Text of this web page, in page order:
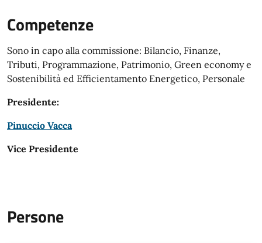
Competenze
Sono in capo alla commissione: Bilancio, Finanze,
Tributi, Programmazione, Patrimonio, Green economy e
Sostenibilità ed Efficientamento Energetico, Personale
Presidente:
Pinuccio Vacca
Vice Presidente
Persone